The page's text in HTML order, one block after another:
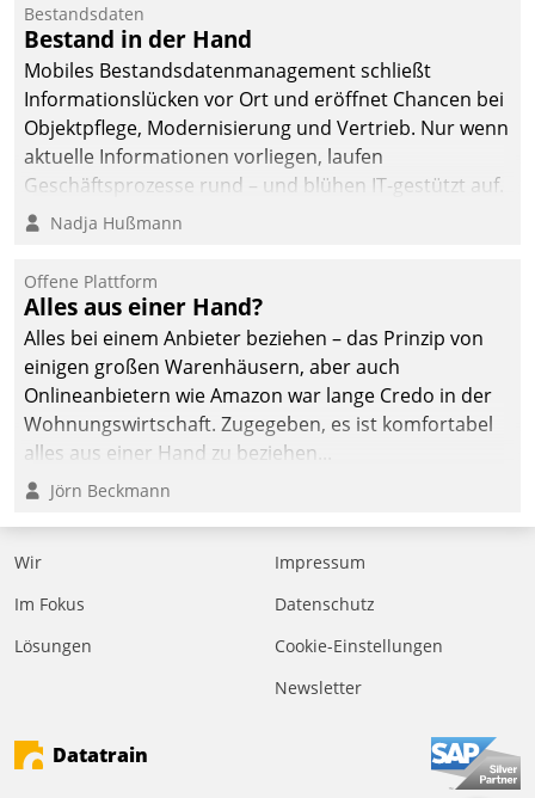
Bestandsdaten
Bestand in der Hand
Mobiles Bestandsdatenmanagement schließt
Informationslücken vor Ort und eröffnet Chancen bei
Objektpflege, Modernisierung und Vertrieb. Nur wenn
aktuelle Informationen vorliegen, laufen
Geschäftsprozesse rund – und blühen IT-gestützt auf.
Nadja Hußmann
Offene Plattform
Alles aus einer Hand?
Alles bei einem Anbieter beziehen – das Prinzip von
einigen großen Warenhäusern, aber auch
Onlineanbietern wie Amazon war lange Credo in der
Wohnungswirtschaft. Zugegeben, es ist komfortabel
alles aus einer Hand zu beziehen...
Jörn Beckmann
Wir
Im Fokus
Lösungen
Impressum
Datenschutz
Cookie-Einstellungen
Newsletter
Datatrain